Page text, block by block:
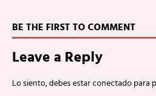
BE THE FIRST TO COMMENT
Leave a Reply
Lo siento, debes estarconectadopara